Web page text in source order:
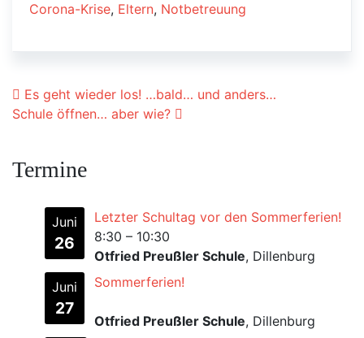
Corona-Krise, Eltern, Notbetreuung
Beitrags-Navigation
Es geht wieder los! …bald… und anders…
Schule öffnen… aber wie?
Termine
Juni
26
Letzter Schultag vor den Sommerferien!
8:30 – 10:30
Otfried Preußler Schule, Dillenburg
Juni
27
Sommerferien!
Otfried Preußler Schule, Dillenburg